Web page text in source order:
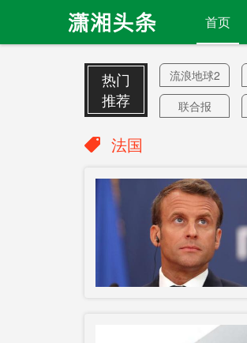
首页
热门
推荐
流浪地球2
联合报
地
禁止新建
政府党组
成员
良田
万芙路
法国